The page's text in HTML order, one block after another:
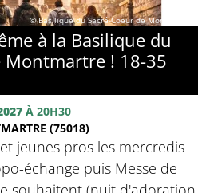
© Basilique du Sacré-Coeur de Montmartre
à la Basilique du
Montmartre ! 18-35
À 20H30
(75018)
jeunes pros les mercredis
échange puis Messe de